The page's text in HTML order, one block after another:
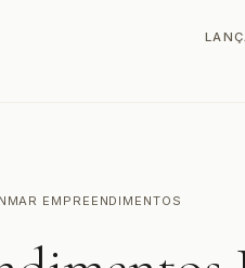
EMPREENDIMENTOS